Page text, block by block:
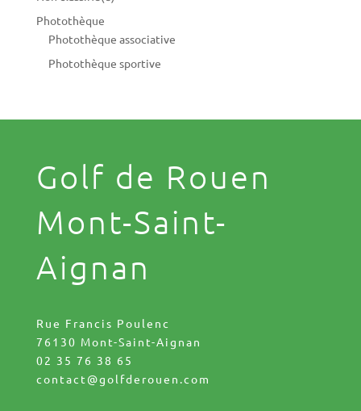
Photothèque
Photothèque associative
Photothèque sportive
Golf de Rouen
Mont-Saint-
Aignan
Rue Francis Poulenc
76130 Mont-Saint-Aignan
02 35 76 38 65
contact@golfderouen.com